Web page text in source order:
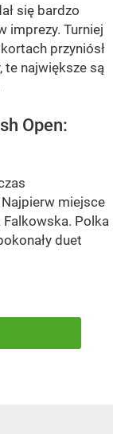
się bardzo
imprezy. Turniej
przyniósł
największe są
Open:
miejsce
Polka
duet